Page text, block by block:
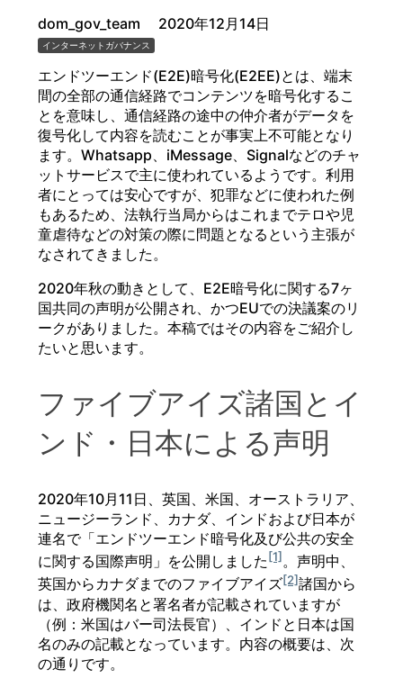
dom_gov_team 2020年12月14日
インターネットガバナンス
エンドツーエンド(E2E)暗号化(E2EE)とは、端末
間の全部の通信経路でコンテンツを暗号化するこ
とを意味し、通信経路の途中の仲介者がデータを
復号化して内容を読むことが事実上不可能となり
ます。Whatsapp、iMessage、Signalなどのチャ
ットサービスで主に使われているようです。利用
者にとっては安心ですが、犯罪などに使われた例
もあるため、法執行当局からはこれまでテロや児
童虐待などの対策の際に問題となるという主張が
なされてきました。
2020年秋の動きとして、E2E暗号化に関する7ヶ
国共同の声明が公開され、かつEUでの決議案のリ
ークがありました。本稿ではその内容をご紹介し
たいと思います。
ファイブアイズ諸国とイ
ンド・日本による声明
2020年10月11日、英国、米国、オーストラリア、
ニュージーランド、カナダ、インドおよび日本が
連名で「エンドツーエンド暗号化及び公共の安全
に関する国際声明」を公開しました [1] 。声明中、
英国からカナダまでのファイブアイズ[2]諸国から
は、政府機関名と署名者が記載されていますが
（例：米国はバー司法長官）、インドと日本は国
名のみの記載となっています。内容の概要は、次
の通りです。